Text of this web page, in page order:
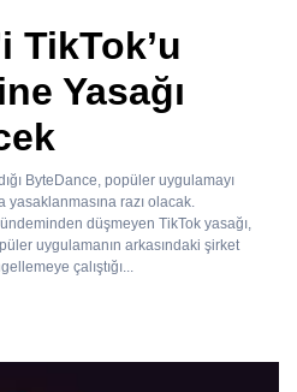
TikTok’u
Yasağı
ByteDance, popüler uygulamayı
yasaklanmasına razı olacak.
düşmeyen TikTok yasağı,
uygulamanın arkasındaki şirket
çalıştığı...